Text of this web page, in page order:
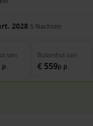
2028 5 Nachten
van Buitenhutvan
€ 559p.p.